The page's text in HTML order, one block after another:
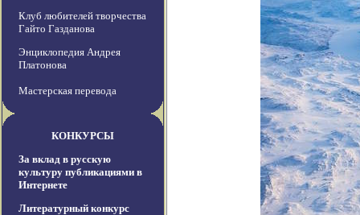
Клуб любителей творчества
Гайто Газданова
Энциклопедия Андрея
Платонова
Мастерская перевода
КОНКУРСЫ
За вклад в русскую
культуру публикациями в
Интернете
Литературный конкурс